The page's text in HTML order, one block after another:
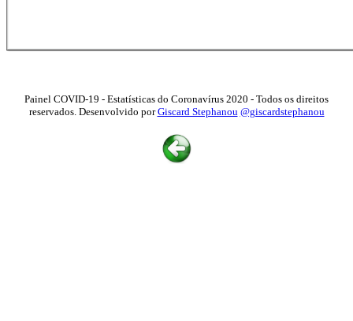
Painel COVID-19 - Estatísticas do Coronavírus 2020 - Todos os direitos
reservados. Desenvolvido porGiscard Stephanou @giscardstephanou